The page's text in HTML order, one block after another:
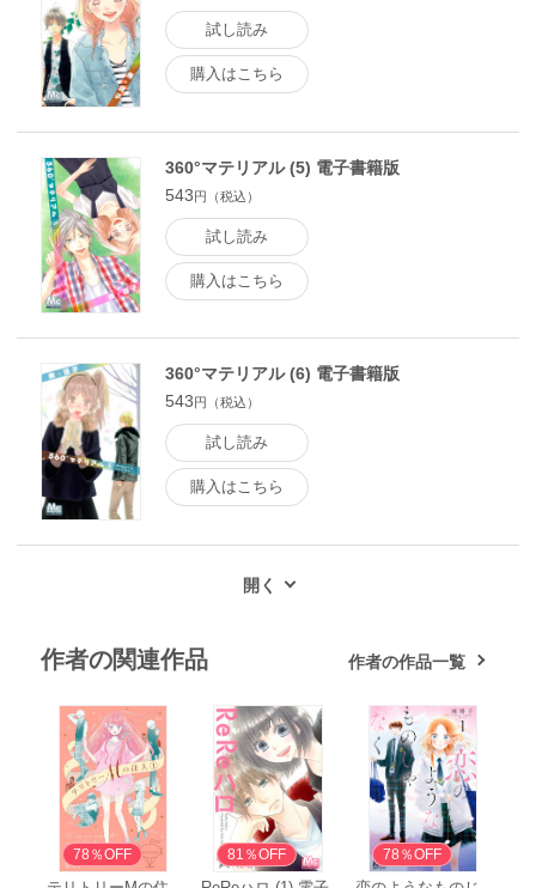
試し読み
購入はこちら
360°マテリアル (5) 電子書籍版
543円（税込）
試し読み
購入はこちら
360°マテリアル (6) 電子書籍版
543円（税込）
試し読み
購入はこちら
作者の関連作品 作者の作品一覧
無料
78％OFF 無料
81％OFF 無料
78％OFF